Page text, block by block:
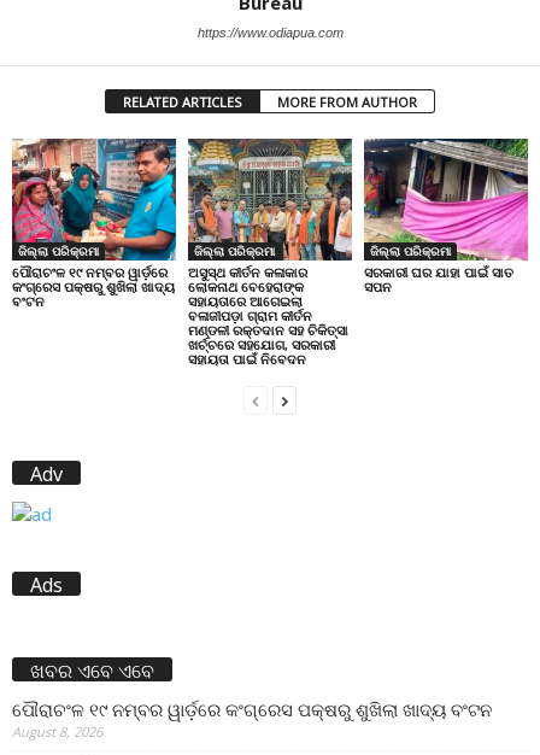
https://www.odiapua.com
RELATED ARTICLES MORE FROM AUTHOR
ଜିଲ୍ଲା ପରିକ୍ରମା
ପୌରାଚଂଳ ୧୯ ନମ୍ବର ୱାର୍ଡ଼ରେ
କଂଗ୍ରେସ ପକ୍ଷରୁ ଶୁଖିଲା ଖାଦ୍ୟ
ବଂଟନ
ଜିଲ୍ଲା ପରିକ୍ରମା
ଅସୁସ୍ଥ କୀର୍ତନ କଳାକାର
ଲୋକନାଥ ବେହେରାଙ୍କ
ସହାୟତାରେ ଆଗେଇଲା
ବଳାଜୀପଡ଼ା ଗ୍ରାମ କୀର୍ତନ
ମଣ୍ଡଳୀ ରକ୍ତଦାନ ସହ ଚିକିତ୍ସା
ଖର୍ଚ୍ଚରେ ସହଯୋଗ, ସରକାରୀ
ସହାୟତା ପାଇଁ ନିବେଦନ
ଜିଲ୍ଲା ପରିକ୍ରମା
ସରକାରୀ ଘର ଯାହା ପାଇଁ ସାତ
ସପନ
Adv
Ads
ଖବର ଏବେ ଏବେ
ପୌରାଚଂଳ ୧୯ ନମ୍ବର ୱାର୍ଡ଼ରେ କଂଗ୍ରେସ ପକ୍ଷରୁ ଶୁଖିଲା ଖାଦ୍ୟ ବଂଟନ
August 8, 2026